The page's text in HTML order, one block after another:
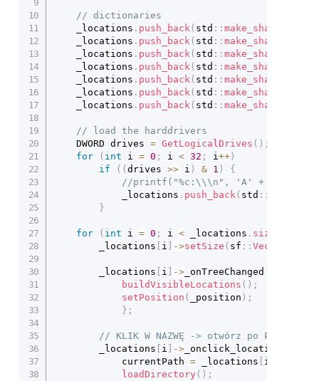
// dictionaries
	_locations
. push_back( std :: make_shared
	_locations
. push_back( std :: make_shared
	_locations
. push_back( std :: make_shared
	_locations
. push_back( std :: make_shared
	_locations
. push_back( std :: make_shared
	_locations
. push_back( std :: make_shared
	_locations
. push_back( std :: make_shared
// load the harddrivers
	DWORD drives
= GetLogicalDrives ( ) ;
for
( int i = 0 ; i < 32 ; i++)
if
( ( drives >> i ) & 1 )
{
//printf("%c:\\\n", 'A' + i);
			_locations
. push_back( std ::
}
for ( int i = 0 ; i < _locations . size
		_locations
i ->setSize ( sf :: Vector2i
		_locations
i ->_onTreeChanged
buildVisibleLocations ( ) ;
setPosition ( _position ) ;
} ;
// KLIK W NAZWĘ -> otwórz po PRAWEJ
		_locations
i ->_onclick_location_func
			currentPath
= _locations i
loadDirectory ( ) ;